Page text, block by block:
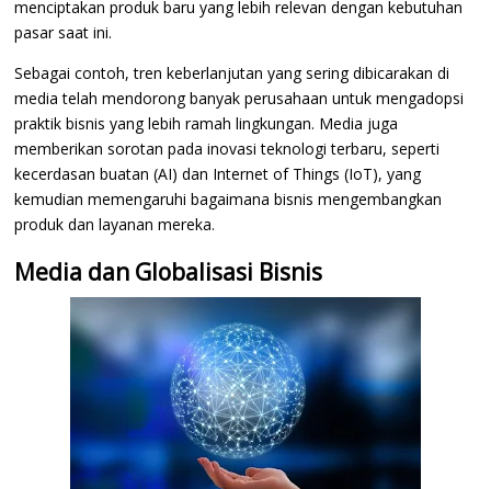
menciptakan produk baru yang lebih relevan dengan kebutuhan
pasar saat ini.
Sebagai contoh, tren keberlanjutan yang sering dibicarakan di
media telah mendorong banyak perusahaan untuk mengadopsi
praktik bisnis yang lebih ramah lingkungan. Media juga
memberikan sorotan pada inovasi teknologi terbaru, seperti
kecerdasan buatan (AI) dan Internet of Things (IoT), yang
kemudian memengaruhi bagaimana bisnis mengembangkan
produk dan layanan mereka.
Media dan Globalisasi Bisnis